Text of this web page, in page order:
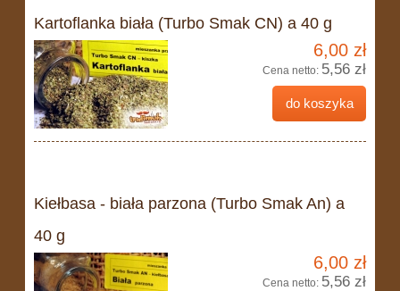
Kartoflanka biała (Turbo Smak CN) a 40 g
6,00 zł
Cena netto: 5,56 zł
do koszyka
Kiełbasa - biała parzona (Turbo Smak An) a
40 g
6,00 zł
Cena netto: 5,56 zł